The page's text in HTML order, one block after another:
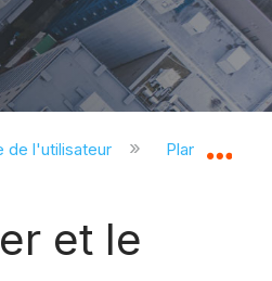
de l'utilisateur Planification
et le